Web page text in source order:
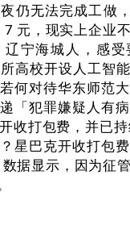
无法完成工做，
元，现实上企业
宁海城人，感
高校开设人工智
何对待华东师范
「犯罪嫌疑人有
收打包费，并已
星巴克开收打包
据显示，因为征